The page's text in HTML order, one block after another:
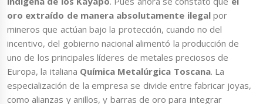
oro extraído de manera absolutamente ilegal por
mineros que actúan bajo la protección, cuando no del
incentivo, del gobierno nacional alimentó la producción de
uno de los principales líderes de metales preciosos de
Europa, la italiana Química Metalúrgica Toscana. La
especialización de la empresa se divide entre fabricar joyas,
como alianzas y anillos, y barras de oro para integrar